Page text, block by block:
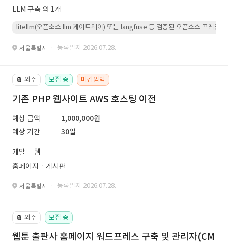
LLM 구축 외 1개
litellm(오픈소스 llm 게이트웨이) 또는 langfuse 등 검증된 오픈소스 프레임워
서울특별시 · 등록일자 2026.07.28.
📔 외주 모집 중 마감임박
기존 PHP 웹사이트 AWS 호스팅 이전
예상 금액
1,000,000원
예상 기간
30일
개발
웹
홈페이지ㆍ게시판
서울특별시 · 등록일자 2026.07.28.
📔 외주 모집 중
웹툰 출판사 홈페이지 워드프레스 구축 및 관리자(CM